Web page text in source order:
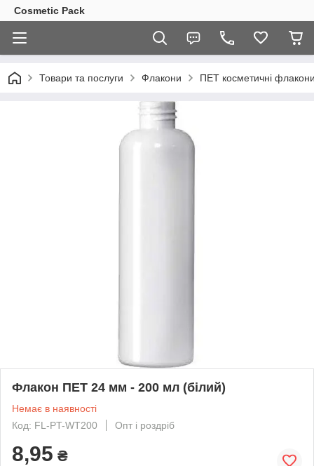
Cosmetic Pack
Товари та послуги Флакони ПЕТ косметичні
Флакон ПЕТ 24 мм - 200 мл (білий)
Немає в наявності
Код: FL-PT-WT200
Опт і роздріб
8,95 ₴